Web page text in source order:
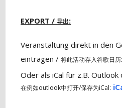
EXPORT /导出:
Veranstaltung direkt in den
eintragen /将此活动存入谷歌日历:
Oder als iCal für z.B.
在例如outlook中打开/保存为iCal: